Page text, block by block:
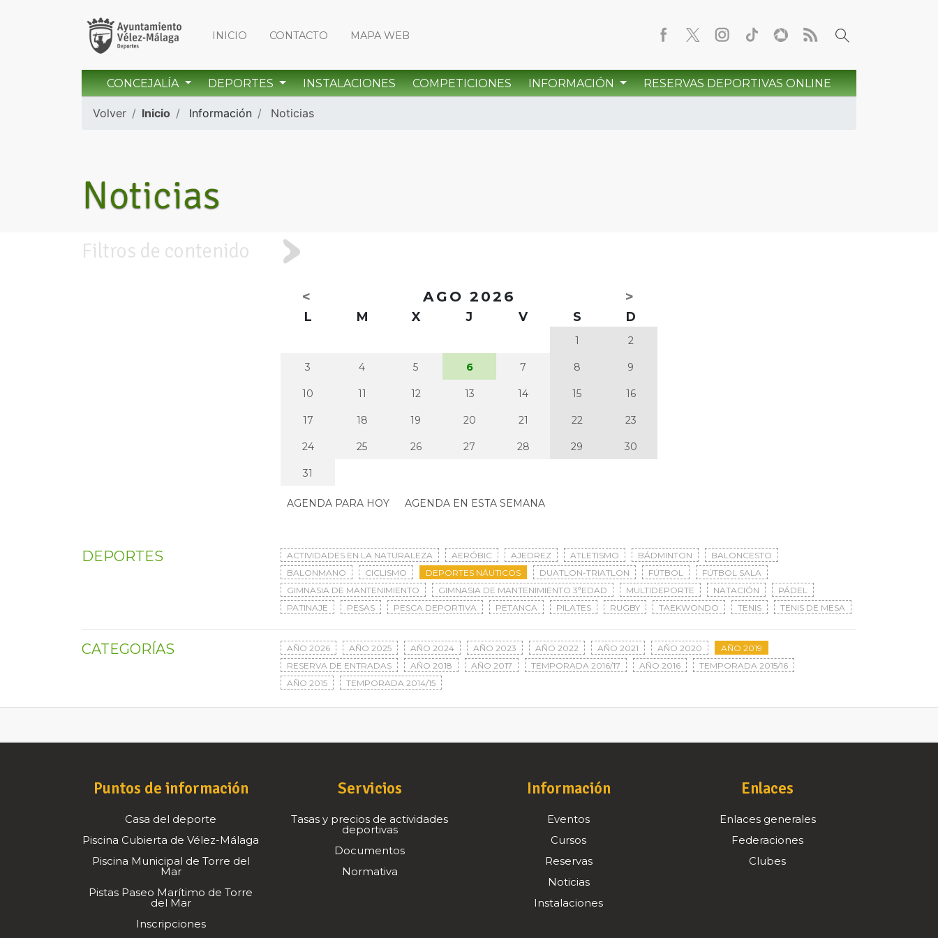
INICIO CONTACTO MAPA WEB
CONCEJALÍA DEPORTES INSTALACIONES COMPETICIONES INFORMACIÓN RESERVAS DEPORTIVAS ONLINE
Volver Inicio Información Noticias
Noticias
Filtros de contenido
< AGO 2026 >
L M X J V S D
1 2
3 4 5 6 7 8 9
10 11 12 13 14 15 16
17 18 19 20 21 22 23
24 25 26 27 28 29 30
31
AGENDA PARA HOY AGENDA EN ESTA SEMANA
DEPORTES ACTIVIDADES EN LA NATURALEZA AERÓBIC AJEDREZ ATLETISMO BÁDMINTON
BALONCESTO
BALONMANO
CICLISMO DEPORTES NÁUTICOS DUATLON-TRIATLON FÚTBOL
FÚTBOL SALA
GIMNASIA DE MANTENIMIENTO
GIMNASIA DE MANTENIMIENTO 3ªEDAD MULTIDEPORTE NATACIÓN
PÁDEL
PATINAJE
PESAS PESCA DEPORTIVA PETANCA PILATES RUGBY TAEKWONDO TENIS TENIS DE MESA
CATEGORÍAS AÑO 2026 AÑO 2025 AÑO 2024 AÑO 2023 AÑO 2022 AÑO 2021 AÑO 2020
AÑO 2019
RESERVA DE ENTRADAS
AÑO 2018 AÑO 2017 TEMPORADA 2016/17 AÑO 2016
TEMPORADA 2015/16
AÑO 2015
TEMPORADA 2014/15
Puntos de información
Casa del deporte
Piscina Cubierta de Vélez-Málaga
Piscina Municipal de Torre del
Mar
Pistas Paseo Marítimo de Torre
del Mar
Inscripciones
Servicios
Tasas y precios de actividades
deportivas
Documentos
Normativa
Información
Eventos
Cursos
Reservas
Noticias
Instalaciones
Enlaces
Enlaces generales
Federaciones
Clubes